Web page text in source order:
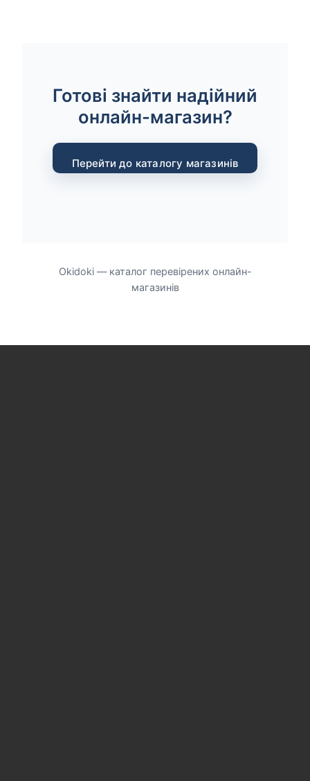
Готові знайти надійний
онлайн-магазин?
Перейти до каталогу магазинів
Okidoki — каталог перевірених онлайн-
магазинів